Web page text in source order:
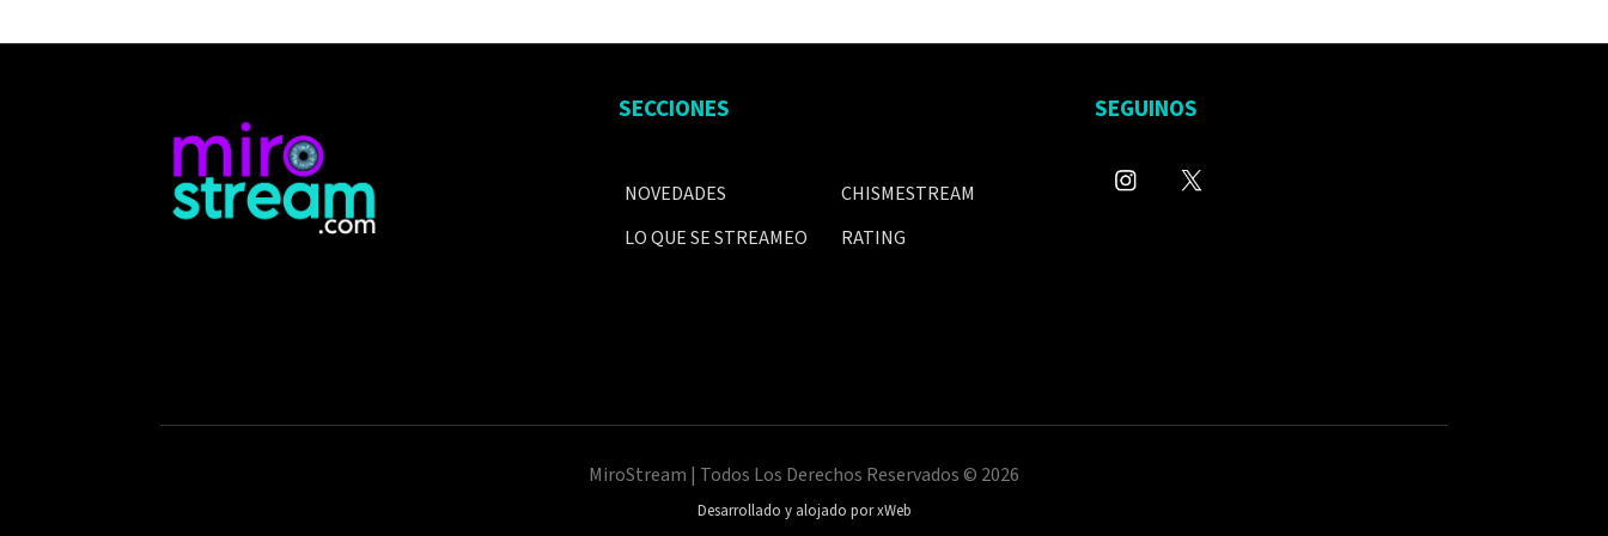
SECCIONES
NOVEDADES
LO QUE SE STREAMEO
CHISMESTREAM
RATING
SEGUINOS
MiroStream | Todos Los Derechos Reservados © 2026
Desarrollado y alojado por xWeb